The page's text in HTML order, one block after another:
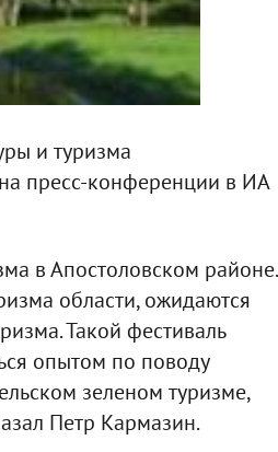
и туризма
пресс-конференции в ИА
в Апостоловском районе.
области, ожидаются
Такой фестиваль
опытом по поводу
зеленом туризме,
Петр Кармазин.